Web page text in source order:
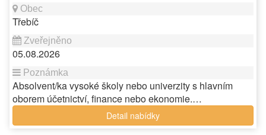
Třebíč
05.08.2026
Absolvent/ka vysoké školy nebo univerzity s hlavním
oborem účetnictví, finance nebo ekonomie.…
Detail nabídky